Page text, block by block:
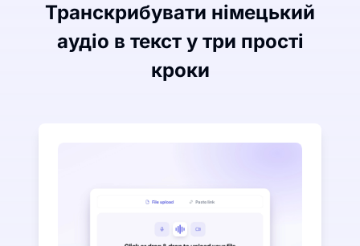
Транскрибувати німецький
аудіо в текст у три прості
кроки